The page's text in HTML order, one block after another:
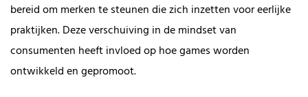
bereid om merken te steunen die zich inzetten voor eerlijke
praktijken. Deze verschuiving in de mindset van
consumenten heeft invloed op hoe games worden
ontwikkeld en gepromoot.